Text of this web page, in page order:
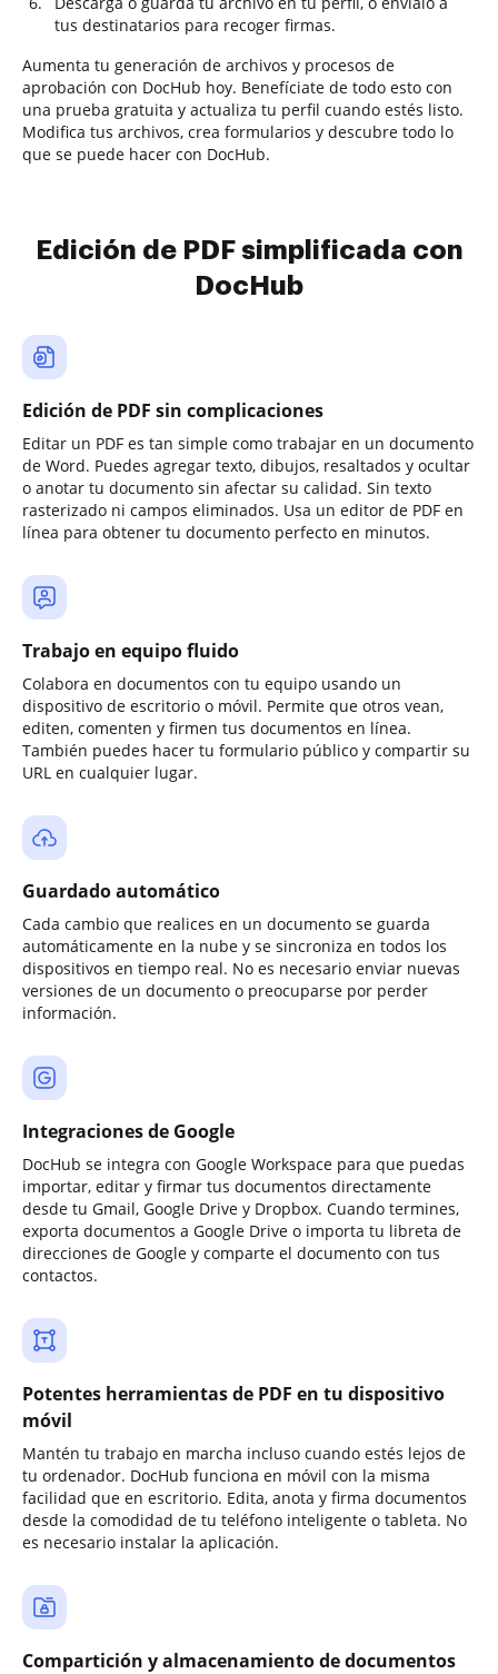
tus destinatarios para recoger firmas.
Aumenta tu generación de archivos y procesos de
aprobación con DocHub hoy. Benefíciate de todo esto con
una prueba gratuita y actualiza tu perfil cuando estés listo.
Modifica tus archivos, crea formularios y descubre todo lo
que se puede hacer con DocHub.
Edición de PDF simplificada con
DocHub
Edición de PDF sin complicaciones
Editar un PDF es tan simple como trabajar en un documento
de Word. Puedes agregar texto, dibujos, resaltados y ocultar
o anotar tu documento sin afectar su calidad. Sin texto
rasterizado ni campos eliminados. Usa un editor de PDF en
línea para obtener tu documento perfecto en minutos.
Trabajo en equipo fluido
Colabora en documentos con tu equipo usando un
dispositivo de escritorio o móvil. Permite que otros vean,
editen, comenten y firmen tus documentos en línea.
También puedes hacer tu formulario público y compartir su
URL en cualquier lugar.
Guardado automático
Cada cambio que realices en un documento se guarda
automáticamente en la nube y se sincroniza en todos los
dispositivos en tiempo real. No es necesario enviar nuevas
versiones de un documento o preocuparse por perder
información.
Integraciones de Google
DocHub se integra con Google Workspace para que puedas
importar, editar y firmar tus documentos directamente
desde tu Gmail, Google Drive y Dropbox. Cuando termines,
exporta documentos a Google Drive o importa tu libreta de
direcciones de Google y comparte el documento con tus
contactos.
Potentes herramientas de PDF en tu dispositivo
móvil
Mantén tu trabajo en marcha incluso cuando estés lejos de
tu ordenador. DocHub funciona en móvil con la misma
facilidad que en escritorio. Edita, anota y firma documentos
desde la comodidad de tu teléfono inteligente o tableta. No
es necesario instalar la aplicación.
Compartición y almacenamiento de documentos